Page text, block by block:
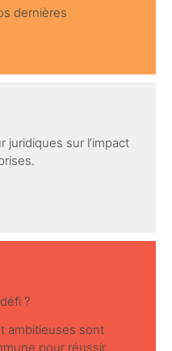
dernières
juridiques sur l’impact
?
ambitieuses sont
pour réussir.